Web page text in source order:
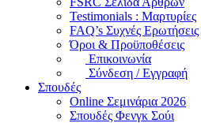
Testimonials : Μαρτυρίες
FAQ’s Συχνές Ερωτήσεις
Όροι & Προϋποθέσεις
Επικοινωνία
Σύνδεση / Εγγραφή
Σπουδές
Online Σεμινάρια 2026
Σπουδές Φενγκ Σούι